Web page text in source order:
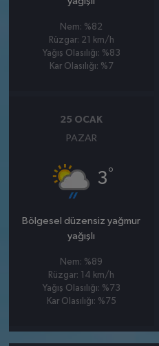
Nem: %82
Rüzgar: 21 km/h
Yağış Olasılığı: %83
Kar Olasılığı: %7
25 OCAK
PAZAR
3°
Bölgesel düzensiz yağmur
yağışlı
Nem: %89
Rüzgar: 14 km/h
Yağış Olasılığı: %73
Kar Olasılığı: %75